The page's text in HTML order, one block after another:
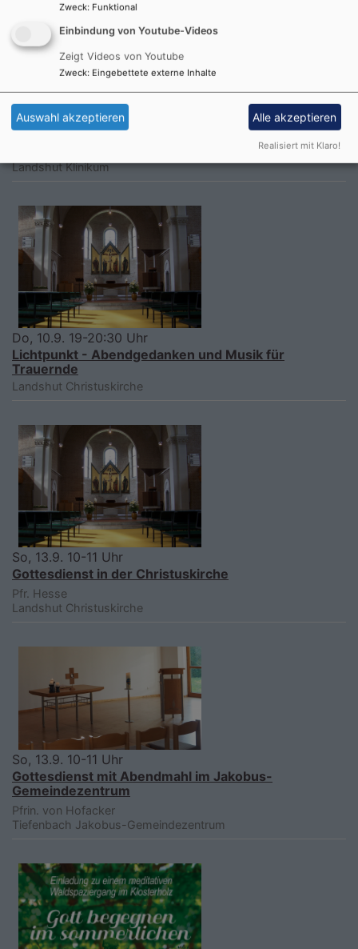
Mi, 9.9. 10:30-12 Uhr
Singkreis für Senioren
Landshut
Do, 10.9. 16-17 Uhr
Andacht im Klinikum
Landshut Klinikum
Do, 10.9. 19-20:30 Uhr
Lichtpunkt - Abendgedanken und Musik für
Trauernde
Landshut Christuskirche
So, 13.9. 10-11 Uhr
Gottesdienst in der Christuskirche
Pfr. Hesse
Landshut Christuskirche
So, 13.9. 10-11 Uhr
Gottesdienst mit Abendmahl im Jakobus-
Gemeindezentrum
Pfrin. von Hofacker
Tiefenbach Jakobus-Gemeindezentrum
Zweck: Funktional
Einbindung von Youtube-Videos
Zeigt Videos von Youtube
Zweck: Eingebettete externe Inhalte
Auswahl akzeptieren Alle akzeptieren
Realisiert mit Klaro!